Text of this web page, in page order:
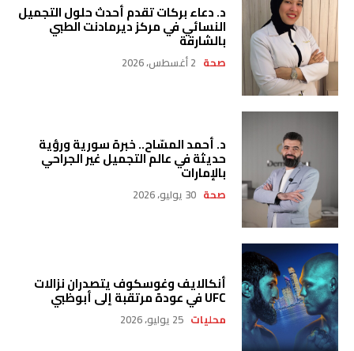
د. دعاء بركات تقدم أحدث حلول التجميل
النسائي في مركز ديرمادنت الطبي
بالشارقة
صحة 2 أغسطس، 2026
د. أحمد المسّاح.. خبرة سورية ورؤية
حديثة في عالم التجميل غير الجراحي
بالإمارات
صحة 30 يوليو، 2026
أنكالايف وغوسكوف يتصدران نزالات
UFC في عودة مرتقبة إلى أبوظبي
محليات 25 يوليو، 2026